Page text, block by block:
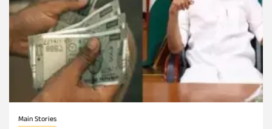
Main Stories